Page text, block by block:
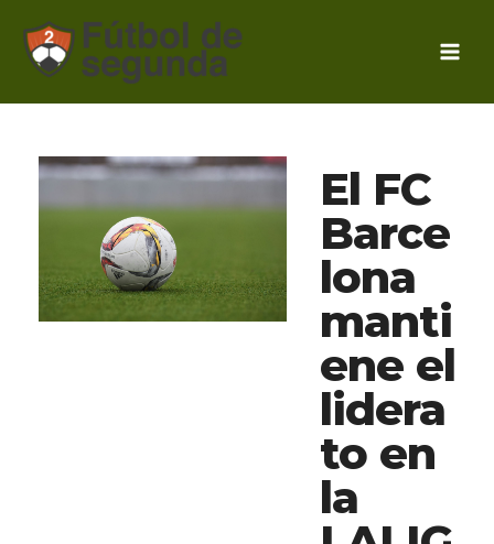
contenido
El FC
Barce
lona
manti
ene el
lidera
to en
la